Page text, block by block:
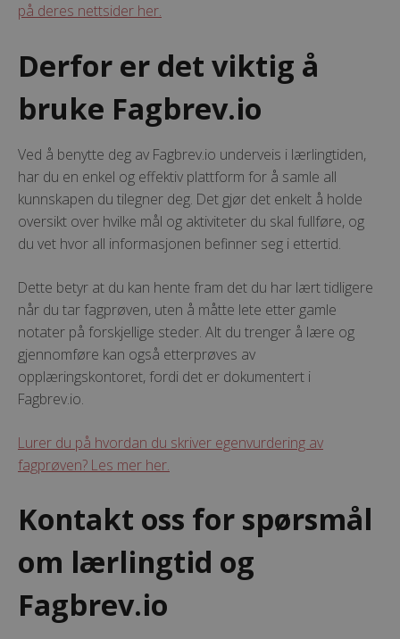
på deres nettsider her.
Derfor er det viktig å
bruke Fagbrev.io
Ved å benytte deg av Fagbrev.io underveis i lærlingtiden,
har du en enkel og effektiv plattform for å samle all
kunnskapen du tilegner deg. Det gjør det enkelt å holde
oversikt over hvilke mål og aktiviteter du skal fullføre, og
du vet hvor all informasjonen befinner seg i ettertid.
Dette betyr at du kan hente fram det du har lært tidligere
når du tar fagprøven, uten å måtte lete etter gamle
notater på forskjellige steder. Alt du trenger å lære og
gjennomføre kan også etterprøves av
opplæringskontoret, fordi det er dokumentert i
Fagbrev.io.
Lurer du på hvordan du skriver egenvurdering av
fagprøven? Les mer her.
Kontakt oss for spørsmål
om lærlingtid og
Fagbrev.io